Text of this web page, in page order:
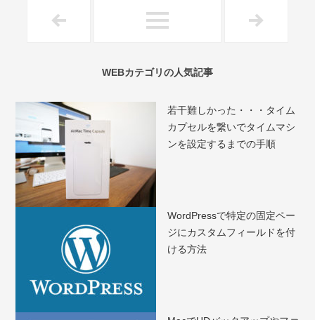
WEBカテゴリの人気記事
若干難しかった・・・タイム
カプセルを繋いでタイムマシ
ンを設定するまでの手順
WordPressで特定の固定ペー
ジにカスタムフィールドを付
ける方法